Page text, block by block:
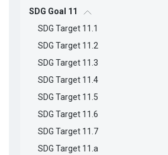
SDG Goal 11
SDG Target 11.1
SDG Target 11.2
SDG Target 11.3
SDG Target 11.4
SDG Target 11.5
SDG Target 11.6
SDG Target 11.7
SDG Target 11.a